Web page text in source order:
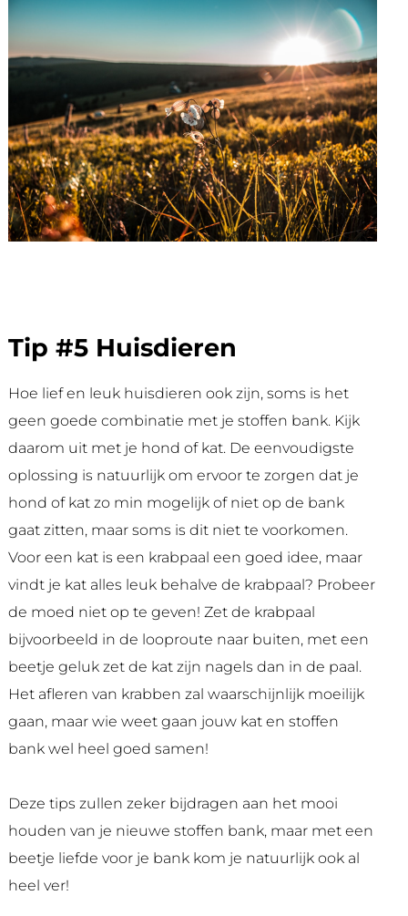
Tip #5 Huisdieren
Hoe lief en leuk huisdieren ook zijn, soms is het
geen goede combinatie met je stoffen bank. Kijk
daarom uit met je hond of kat. De eenvoudigste
oplossing is natuurlijk om ervoor te zorgen dat je
hond of kat zo min mogelijk of niet op de bank
gaat zitten, maar soms is dit niet te voorkomen.
Voor een kat is een krabpaal een goed idee, maar
vindt je kat alles leuk behalve de krabpaal? Probeer
de moed niet op te geven! Zet de krabpaal
bijvoorbeeld in de looproute naar buiten, met een
beetje geluk zet de kat zijn nagels dan in de paal.
Het afleren van krabben zal waarschijnlijk moeilijk
gaan, maar wie weet gaan jouw kat en stoffen
bank wel heel goed samen!
Deze tips zullen zeker bijdragen aan het mooi
houden van je nieuwe stoffen bank, maar met een
beetje liefde voor je bank kom je natuurlijk ook al
heel ver!